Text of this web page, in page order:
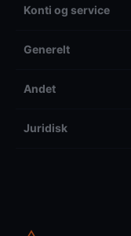
Konti og service
Generelt
Andet
Juridisk